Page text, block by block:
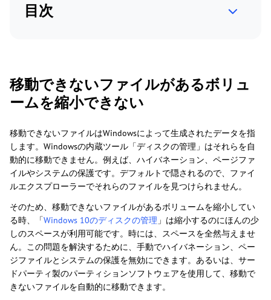
目次
移動できないファイルがあるボリュ
ームを縮小できない
移動できないファイルはWindowsによって生成されたデータを指
します。Windowsの内蔵ツール「ディスクの管理」はそれらを自
動的に移動できません。例えば、ハイバネーション、ページファ
イルやシステムの保護です。デフォルトで隠されるので、ファイ
ルエクスプローラーでそれらのファイルを見つけられません。
そのため、移動できないファイルがあるボリュームを縮小してい
る時、「Windows 10のディスクの管理 」は縮小するのにほんの少
しのスペースが利用可能です。時には、スペースを全然与えませ
ん。この問題を解決するために、手動でハイバネーション、ペー
ジファイルとシステムの保護を無効にできます。あるいは、サー
ドパーティ製のパーティションソフトウェアを使用して、移動で
きないファイルを自動的に移動できます。